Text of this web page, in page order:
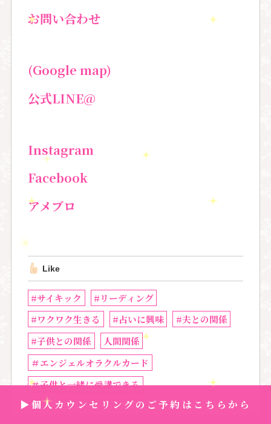
お問い合わせ
(Google map)
公式LINE@
Instagram
Facebook
アメブロ
Like
#サイキック
#リーディング
#ワクワク生きる
#占いに興味
#夫との関係
#子供との関係
人間関係
＃エンジェルオラクルカード
＃子供と一緒に受講できる
▶個人カウンセリングのご予約はこちらから